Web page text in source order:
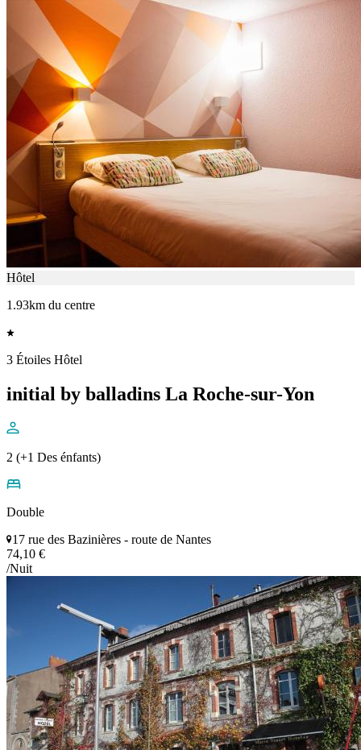
Hôtel
1.93km du centre
3 Étoiles Hôtel
initial by balladins La Roche-sur-Yon
2 (+1 Des énfants)
Double
17 rue des Bazinières - route de Nantes
74,10 €
/Nuit